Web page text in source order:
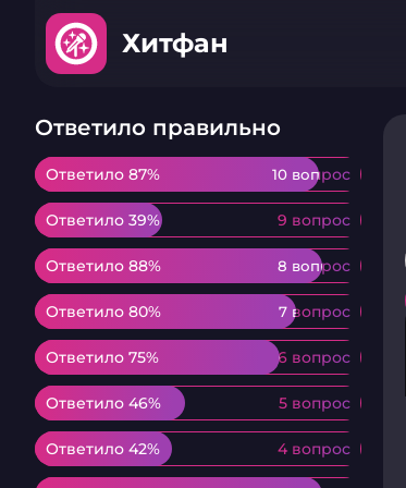
Хитфан
Ответило правильно
Ответило 87% 10 вопрос
Ответило 87% 10 вопрос
Ответило 39% 9 вопрос
Ответило 39% 9 вопрос
Ответило 88% 8 вопрос
Ответило 88% 8 вопрос
Ответило 80% 7 вопрос
Ответило 80% 7 вопрос
Ответило 75% 6 вопрос
Ответило 75% 6 вопрос
Ответило 46% 5 вопрос
Ответило 46% 5 вопрос
Ответило 42% 4 вопрос
Ответило 42% 4 вопрос